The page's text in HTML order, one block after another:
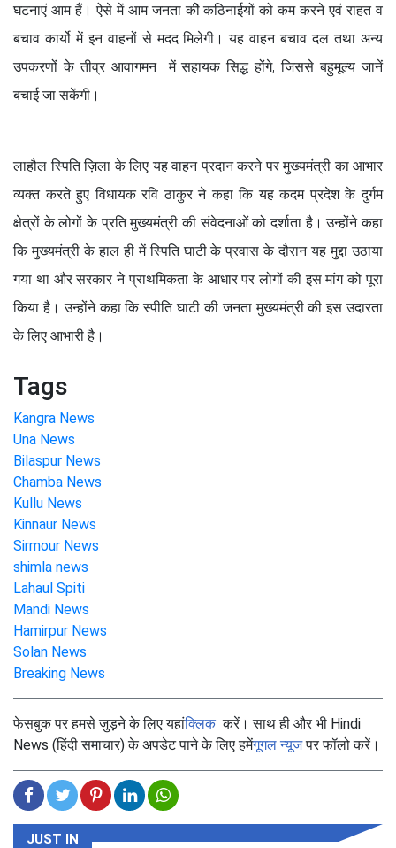
घटनाएं आम हैं। ऐसे में आम जनता कीे कठिनाईयों को कम करने एवं राहत व
बचाव कार्यो में इन वाहनों से मदद मिलेगी। यह वाहन बचाव दल तथा अन्य
उपकरणों के तीव्र आवागमन में सहायक सिद्ध होंगे, जिससे बहुमूल्य जानें
बचाई जा सकेंगी।
लाहौल-स्पिति ज़िला के लिए यह वाहन प्रदान करने पर मुख्यमंत्री का आभार
व्यक्त करते हुए विधायक रवि ठाकुर ने कहा कि यह कदम प्रदेश के दुर्गम
क्षेत्रों के लोगों के प्रति मुख्यमंत्री की संवेदनाओं को दर्शाता है। उन्होंने कहा
कि मुख्यमंत्री के हाल ही में स्पिति घाटी के प्रवास के दौरान यह मुद्दा उठाया
गया था और सरकार ने प्राथमिकता के आधार पर लोगों की इस मांग को पूरा
किया है। उन्होंने कहा कि स्पीति घाटी की जनता मुख्यमंत्री की इस उदारता
के लिए आभारी है।
Tags
Kangra News
Una News
Bilaspur News
Chamba News
Kullu News
Kinnaur News
Sirmour News
shimla news
Lahaul Spiti
Mandi News
Hamirpur News
Solan News
Breaking News
फेसबुक पर हमसे जुड़ने के लिए यहांक्लिककरें। साथ ही और भी Hindi
News (हिंदी समाचार) के अपडेट पाने के लिए हमेंगूगल न्यूजपर फॉलो करें।
JUST IN